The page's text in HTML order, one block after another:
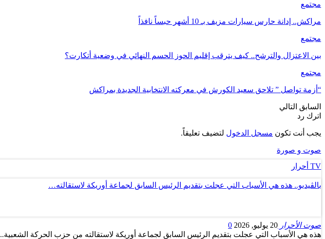
مجتمع
مراكش.. إدانة حارس سيارات مزيف بـ 10 أشهر حبساً نافذاً
مجتمع
بين الاعتزال والترشح.. كيف يترقب إقليم الحوز الحسم النهائي في وضعية أتكارت؟
مجتمع
“أزمة تواصل ” تلاحق سعيد الكورش في معركته الانتخابية الجديدة بمراكش
السابق التالي
اترك رد
يجب أنت تكون مسجل الدخول لتضيف تعليقاً.
صوت و صورة
TV أحرار
بالڤيديو.. هذه هي الأسباب التي عجلت بتقديم الرئيس السابق لجماعة أوريكة لاستقالته…
صوت الأحرار 20 يوليو, 2026
0
هذه هي الأسباب التي عجلت بتقديم الرئيس السابق لجماعة أوريكة لاستقالته من حزب الحركة الشعبية..